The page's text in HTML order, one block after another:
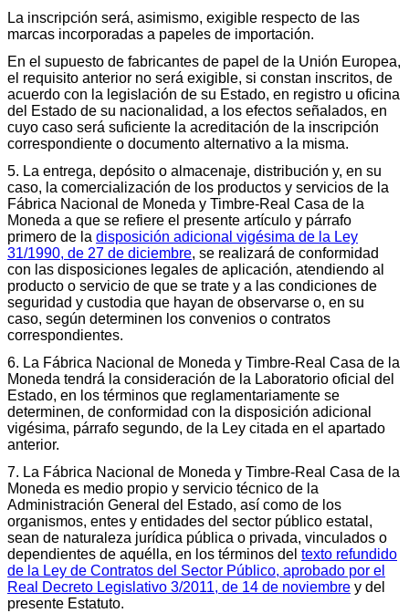
La inscripción será, asimismo, exigible respecto de las
marcas incorporadas a papeles de importación.
En el supuesto de fabricantes de papel de la Unión Europea,
el requisito anterior no será exigible, si constan inscritos, de
acuerdo con la legislación de su Estado, en registro u oficina
del Estado de su nacionalidad, a los efectos señalados, en
cuyo caso será suficiente la acreditación de la inscripción
correspondiente o documento alternativo a la misma.
5. La entrega, depósito o almacenaje, distribución y, en su
caso, la comercialización de los productos y servicios de la
Fábrica Nacional de Moneda y Timbre-Real Casa de la
Moneda a que se refiere el presente artículo y párrafo
primero de la disposición adicional vigésima de la Ley
31/1990, de 27 de diciembre, se realizará de conformidad
con las disposiciones legales de aplicación, atendiendo al
producto o servicio de que se trate y a las condiciones de
seguridad y custodia que hayan de observarse o, en su
caso, según determinen los convenios o contratos
correspondientes.
6. La Fábrica Nacional de Moneda y Timbre-Real Casa de la
Moneda tendrá la consideración de la Laboratorio oficial del
Estado, en los términos que reglamentariamente se
determinen, de conformidad con la disposición adicional
vigésima, párrafo segundo, de la Ley citada en el apartado
anterior.
7. La Fábrica Nacional de Moneda y Timbre-Real Casa de la
Moneda es medio propio y servicio técnico de la
Administración General del Estado, así como de los
organismos, entes y entidades del sector público estatal,
sean de naturaleza jurídica pública o privada, vinculados o
dependientes de aquélla, en los términos del texto refundido
de la Ley de Contratos del Sector Público, aprobado por el
Real Decreto Legislativo 3/2011, de 14 de noviembre y del
presente Estatuto.